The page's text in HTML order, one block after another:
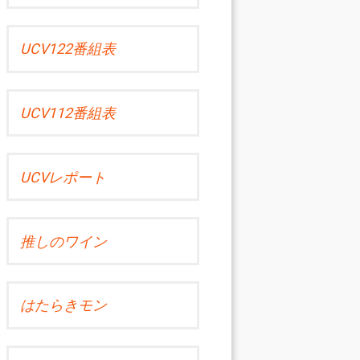
UCV122番組表
UCV112番組表
UCVレポート
推しのワイン
はたらきモン